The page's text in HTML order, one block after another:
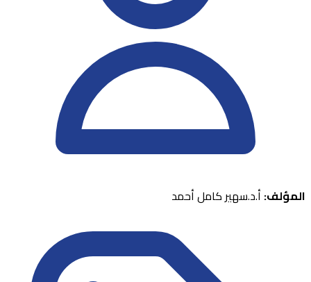
المؤلف: أ.د.سهير كامل أحمد